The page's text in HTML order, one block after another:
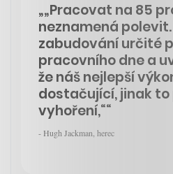
„„Pracovat na 85
neznamená
zabudování určité
pracovního dne a
že náš nejlepší
dostačující, jinak to
vyhoření,““
- Hugh Jackman, herec